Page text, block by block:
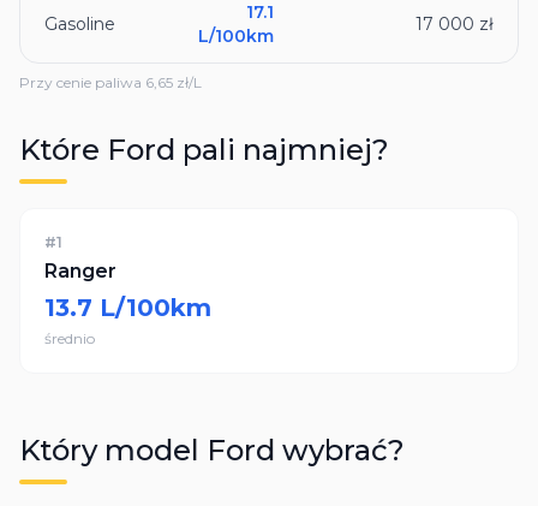
Gasoline
17.1
L/100km
17 000 zł
Przy cenie paliwa 6,65 zł/L
Które Ford pali najmniej?
#1
Ranger
13.7 L/100km
średnio
Który model Ford wybrać?